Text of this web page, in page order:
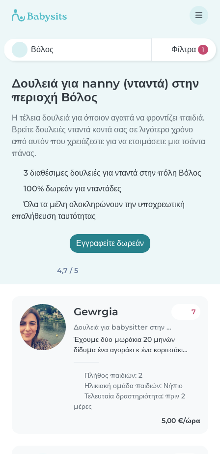
Φίλτρα 1
Δουλειά για nanny (νταντά) στην
περιοχή Βόλος
Η τέλεια δουλειά για όποιον αγαπά να φροντίζει παιδιά.
Βρείτε δουλειές νταντά κοντά σας σε λιγότερο χρόνο
από αυτόν που χρειάζεστε για να ετοιμάσετε μια τσάντα
πάνας.
3 διαθέσιμες δουλειές για νταντά στην πόλη Βόλος
100% δωρεάν για νταντάδες
Όλα τα μέλη ολοκληρώνουν την υποχρεωτική
επαλήθευση ταυτότητας
Εγγραφείτε δωρεάν
4,7 / 5
Gewrgia
Δουλειά για babysitter στην περιοχή Βόλος
7
Έχουμε δύο μωράκια 20 μηνών
δίδυμα ένα αγοράκι κ ένα κοριτσάκι
που να νιώθουμε ασφάλεια να τα
αφήσουμε όταν λείπουμε στη
δουλειά .
Πλήθος παιδιών: 2
Ηλικιακή ομάδα παιδιών: Νήπιο
Τελευταία δραστηριότητα: πριν 2
μέρες
5,00 €/ώρα